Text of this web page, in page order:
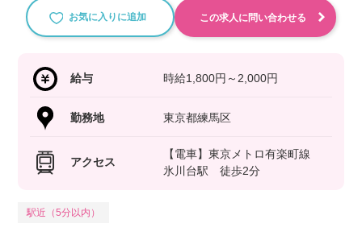
お気に入りに追加 この求人に問い合わせる
給与 時給1,800円～2,000円
勤務地 東京都練馬区
アクセス
【電車】東京メトロ有楽町線
氷川台駅 徒歩2分
駅近（5分以内）